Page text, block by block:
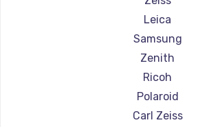
Leica
Samsung
Zenith
Ricoh
Polaroid
Carl Zeiss